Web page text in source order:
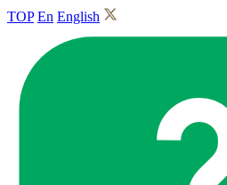
TOP En English